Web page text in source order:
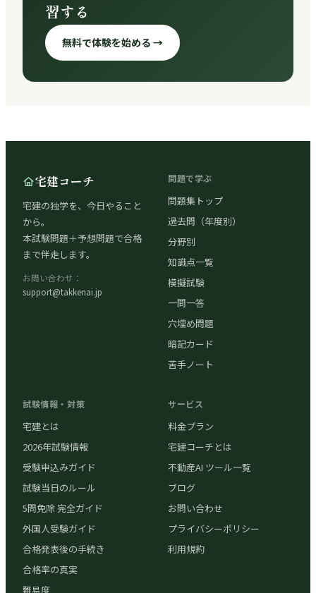
習する
無料で体験を始める →
宅建コーチ
宅建の独学を、今日やること
から。
本試験問題＋予想問題で合格
まで伴走します。
お問い合わせ：
support@takkenai.jp
問題で学ぶ
問題集トップ
過去問（年度別）
分野別
知識点一覧
模擬試験
一問一答
穴埋め問題
暗記カード
苦手ノート
試験情報・対策
宅建とは
2026年試験情報
受験申込みガイド
試験当日のルール
5問免除 完全ガイド
外国人受験ガイド
合格発表後の手続き
合格率の真実
難易度
サービス
料金プラン
宅建コーチとは
不動産AI ツール一覧
ブログ
お問い合わせ
プライバシーポリシー
利用規約